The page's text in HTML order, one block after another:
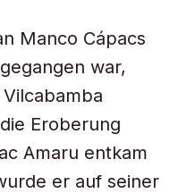
Manco Cápacs
war,
Eroberung
Amaru entkam
er auf seiner